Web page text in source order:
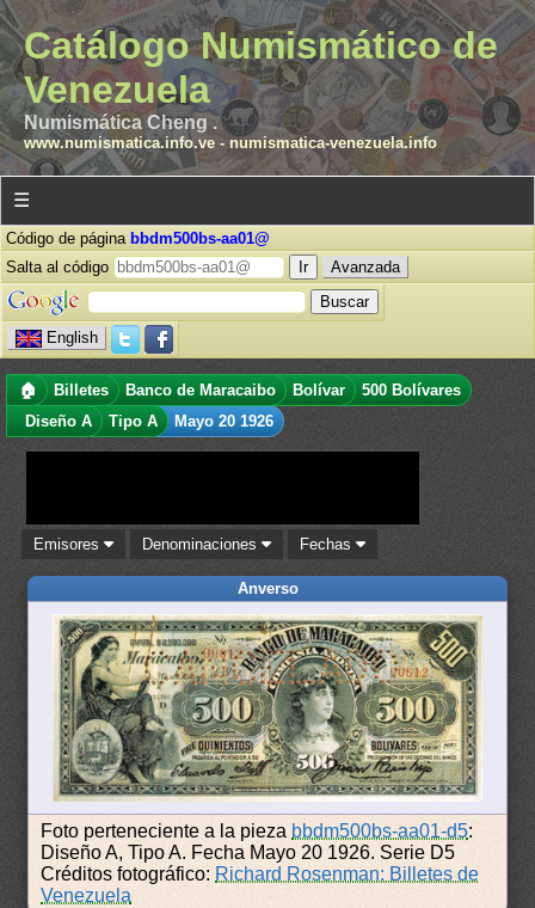
Catálogo Numismático de
Venezuela
Numismática Cheng .
www.numismatica.info.ve- numismatica-venezuela.info
☰
Código de página bbdm500bs-aa01@
Salta al código
Avanzada
English
🏠 Billetes Banco de Maracaibo Bolívar
500 Bolívares
Diseño A
Tipo A Mayo 20 1926
Emisores Denominaciones Fechas
Anverso
Foto perteneciente a la pieza bbdm500bs-aa01-d5:
Diseño A, Tipo A. Fecha Mayo 20 1926. Serie D5
Créditos fotográfico: Richard Rosenman: Billetes de
Venezuela